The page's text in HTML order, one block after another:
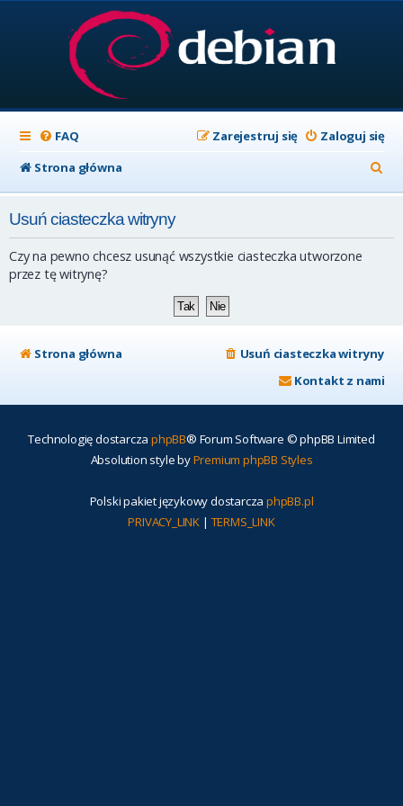
FAQ Zaloguj się
Zarejestruj się
Strona główna
z
Usuń ciasteczka witryny
Czy na pewno chcesz usunąć wszystkie ciasteczka utworzone
przez tę witrynę?
Strona główna
Usuń ciasteczka witryny
Kontakt z nami
Technologię dostarcza phpBB® Forum Software © phpBB Limited
Absolution style byPremium phpBB Styles
Polski pakiet językowy dostarcza phpBB.pl
PRIVACY_LINK | TERMS_LINK